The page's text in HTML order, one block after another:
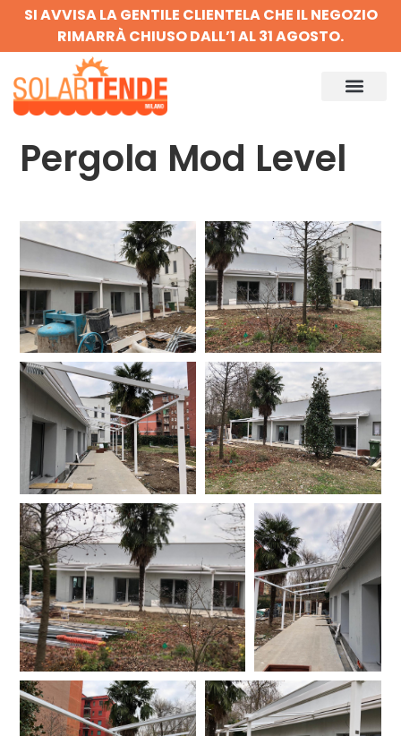
SI AVVISA LA GENTILE CLIENTELA CHE IL NEGOZIO
RIMARRÀ CHIUSO DALL’1 AL 31 AGOSTO.
Pergola Mod Level